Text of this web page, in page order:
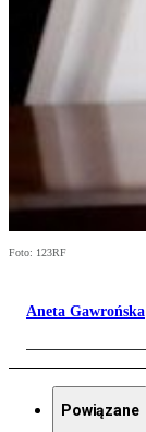
Foto: 123RF
Aneta Gawrońska
Powiązane